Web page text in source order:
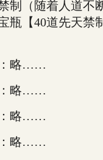
制（随着人道不
瓶【40道先天禁
：略……
：略……
：略……
：略……